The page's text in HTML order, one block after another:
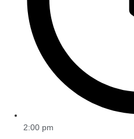
2:00 pm